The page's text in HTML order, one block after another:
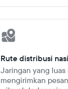
Rute distribusi
Jaringan yang
mengirimkan